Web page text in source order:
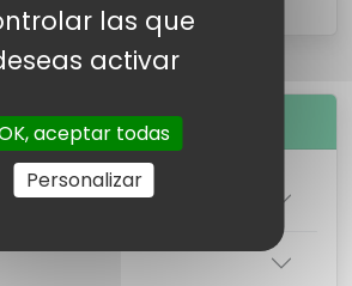
illimitas
TARIFA
las que
activar
aceptar todas
Personalizar